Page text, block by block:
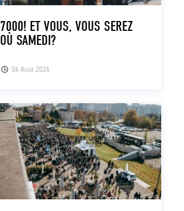
06 Août 2026
7000! ET VOUS, VOUS SEREZ
OÙ SAMEDI?